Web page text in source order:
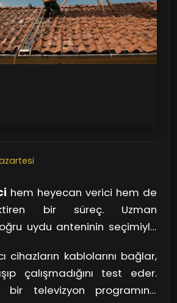
hem heyecan verici hem de
bir süreç. Uzman
uydu anteninin seçimiyle
uygun konum
anteni monte edilir. Kıvrımlı
sürmek gibi, her detay
cihazların kablolarını bağlar,
çalışmadığını test eder.
bir televizyon programına